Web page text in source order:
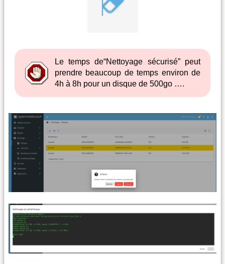
Le temps de“Nettoyage sécurisé” peut
prendre beaucoup de temps environ de
4h à 8h pour un disque de 500go ….